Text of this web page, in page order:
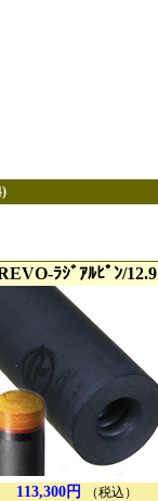
)
ﾗｼﾞｱﾙﾋﾟﾝ/12.9
113,300円 （税込）